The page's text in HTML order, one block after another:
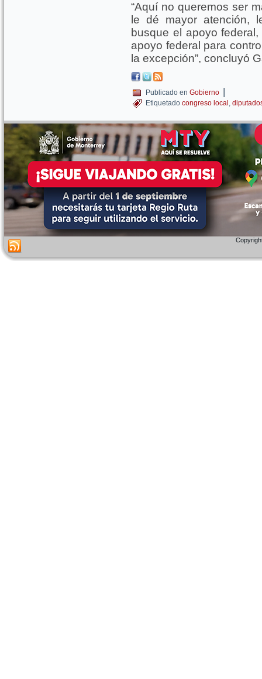
“Aquí no queremos ser
le dé mayor atención,
busque el apoyo
apoyo federal para
la excepción”, concluyó
Publicado en Gobierno |
Etiquetado congreso local ,